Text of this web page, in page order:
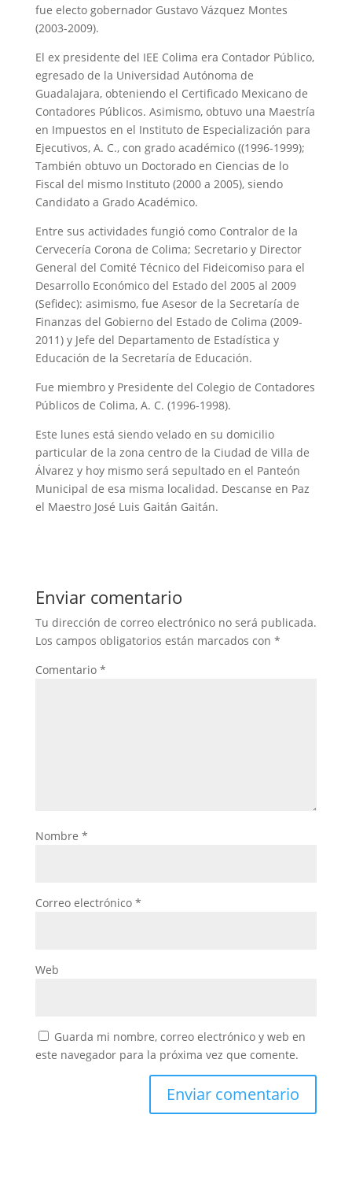
fue electo gobernador Gustavo Vázquez Montes
(2003-2009).
El ex presidente del IEE Colima era Contador Público,
egresado de la Universidad Autónoma de
Guadalajara, obteniendo el Certificado Mexicano de
Contadores Públicos. Asimismo, obtuvo una Maestría
en Impuestos en el Instituto de Especialización para
Ejecutivos, A. C., con grado académico ((1996-1999);
También obtuvo un Doctorado en Ciencias de lo
Fiscal del mismo Instituto (2000 a 2005), siendo
Candidato a Grado Académico.
Entre sus actividades fungió como Contralor de la
Cervecería Corona de Colima; Secretario y Director
General del Comité Técnico del Fideicomiso para el
Desarrollo Económico del Estado del 2005 al 2009
(Sefidec): asimismo, fue Asesor de la Secretaría de
Finanzas del Gobierno del Estado de Colima (2009-
2011) y Jefe del Departamento de Estadística y
Educación de la Secretaría de Educación.
Fue miembro y Presidente del Colegio de Contadores
Públicos de Colima, A. C. (1996-1998).
Este lunes está siendo velado en su domicilio
particular de la zona centro de la Ciudad de Villa de
Álvarez y hoy mismo será sepultado en el Panteón
Municipal de esa misma localidad. Descanse en Paz
el Maestro José Luis Gaitán Gaitán.
Enviar comentario
Tu dirección de correo electrónico no será publicada.
Los campos obligatorios están marcados con *
Comentario *
Nombre *
Correo electrónico *
Web
Guarda mi nombre, correo electrónico y web en
este navegador para la próxima vez que comente.